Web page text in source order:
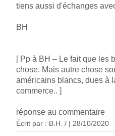
tiens aussi d'échanges
BH
[ Pp à BH – Le fait que les
chose. Mais autre chose
américains blancs, dues à
commerce.. ]
réponse au commentaire
Écrit par : B.H. / | 28/10/2020